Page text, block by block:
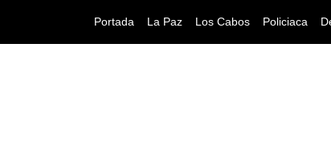
Portada La Paz Los Cabos Policiaca